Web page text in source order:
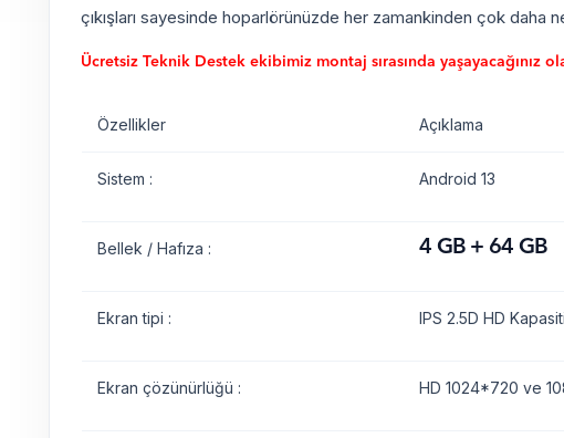
çıkışları sayesinde hoparlörünüzde her zamankinden çok daha
Ücretsiz Teknik Destek ekibimiz montaj sırasında yaşayacağınız
Özellikler Açıklama
Sistem : Android 13
Bellek / Hafıza : 4 GB + 64 GB
Ekran tipi : IPS 2.5D HD
Ekran çözünürlüğü : HD 1024*720 ve